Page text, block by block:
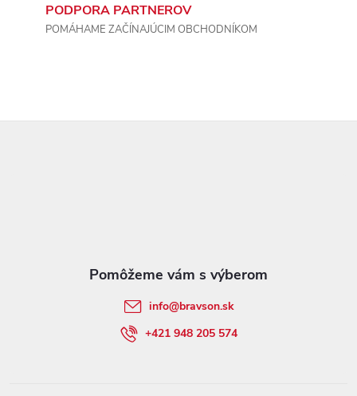
PODPORA PARTNEROV
POMÁHAME ZAČÍNAJÚCIM OBCHODNÍKOM
info@bravson.sk
+421 948 205 574